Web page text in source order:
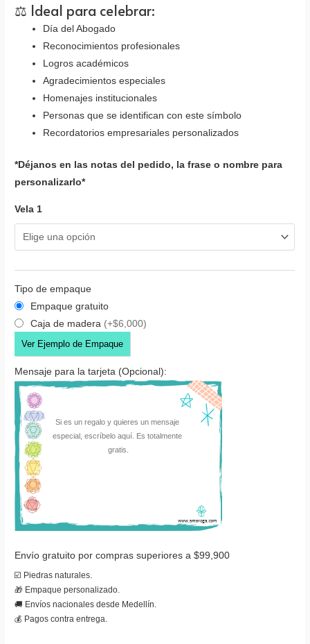
⚖️ Ideal para celebrar:
Día del Abogado
Reconocimientos profesionales
Logros académicos
Agradecimientos especiales
Homenajes institucionales
Personas que se identifican con este símbolo
Recordatorios empresariales personalizados
*Déjanos en las notas del pedido, la frase o nombre para
personalizarlo*
Vela 1
Tipo de empaque
Empaque gratuito
Caja de madera (+$6,000)
Ver Ejemplo de Empaque
Mensaje para la tarjeta (Opcional):
Envío gratuito por compras superiores a $99,900
☑️ Piedras naturales.
🎁 Empaque personalizado.
🚚 Envíos nacionales desde Medellín.
💰 Pagos contra entrega.